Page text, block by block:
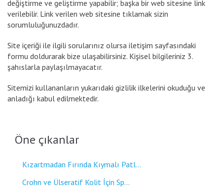
değiştirme ve geliştirme yapabilir; başka bir web sitesine link
verilebilir. Link verilen web sitesine tıklamak sizin
sorumluluğunuzdadır.
Site içeriği ile ilgili sorularınız olursa iletişim sayfasındaki
formu doldurarak bize ulaşabilirsiniz. Kişisel bilgileriniz 3.
şahıslarla paylaşılmayacatır.
Sitemizi kullananların yukarıdaki gizlilik ilkelerini okuduğu ve
anladığı kabul edilmektedir.
Öne çıkanlar
Kızartmadan Fırında Kıymalı Patl...
Crohn ve Ülseratif Kolit İçin Sp...